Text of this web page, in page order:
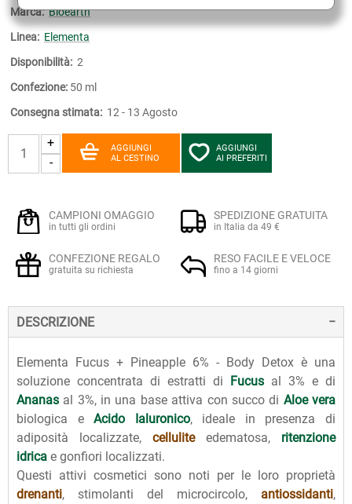
Marca: Bioearth
Linea: Elementa
Disponibilità: 2
Confezione: 50 ml
Consegna stimata: 12 - 13 Agosto
+
-
AGGIUNGI
AL CESTINO
AGGIUNGI
AI PREFERITI
CAMPIONI OMAGGIO
in tutti gli ordini
SPEDIZIONE GRATUITA
in Italia da 49 €
CONFEZIONE REGALO
gratuita su richiesta
RESO FACILE E VELOCE
fino a 14 giorni
DESCRIZIONE
Elementa Fucus + Pineapple 6% - Body Detox è una
soluzione concentrata di estratti di Fucus al 3% e di
Ananas al 3%, in una base attiva con succo di Aloe vera
biologica eAcido Ialuronico, ideale in presenza di
adiposità localizzate, celluliteedematosa, ritenzione
idrica e gonfiori localizzati.
Questi attivi cosmetici sono noti per le loro proprietà
drenanti, stimolanti del microcircolo, antiossidanti,